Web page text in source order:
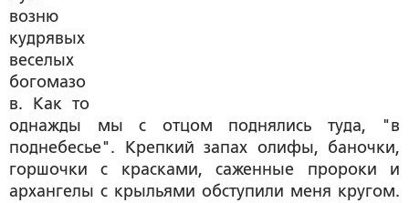
возню
кудрявых
веселых
богомазо
в. Как то
однажды мы с отцом поднялись туда, "в
поднебесье". Крепкий запах олифы, баночки,
горшочки с красками, саженные пророки и
архангелы с крыльями обступили меня кругом.